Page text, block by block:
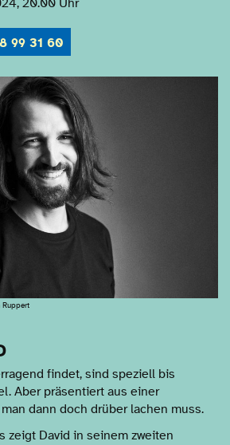
20.00 Uhr
99 31 60
Ruppert
findet, sind speziell bis
Aber präsentiert aus einer
dann doch drüber lachen muss.
zeigt David in seinem zweiten